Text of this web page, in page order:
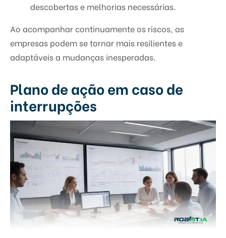
descobertas e melhorias necessárias.
Ao acompanhar continuamente os riscos, as
empresas podem se tornar mais resilientes e
adaptáveis a mudanças inesperadas.
Plano de ação em caso de
interrupções